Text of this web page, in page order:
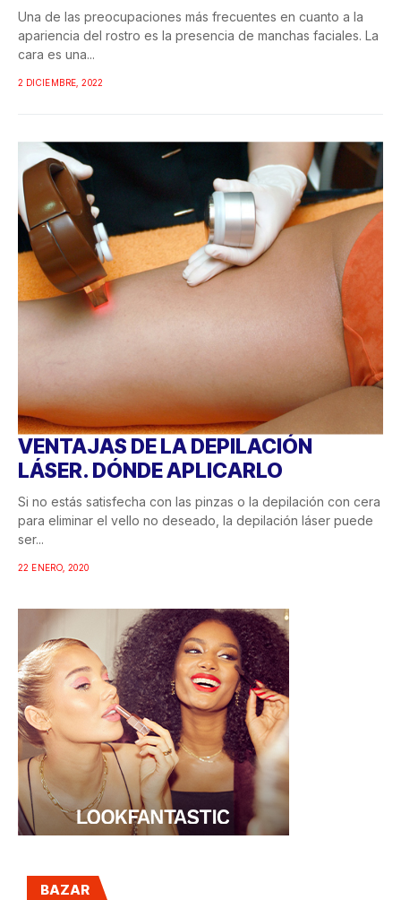
Una de las preocupaciones más frecuentes en cuanto a la
apariencia del rostro es la presencia de manchas faciales. La
cara es una...
2 DICIEMBRE, 2022
VENTAJAS DE LA DEPILACIÓN
LÁSER. DÓNDE APLICARLO
Si no estás satisfecha con las pinzas o la depilación con cera
para eliminar el vello no deseado, la depilación láser puede
ser...
22 ENERO, 2020
BAZAR